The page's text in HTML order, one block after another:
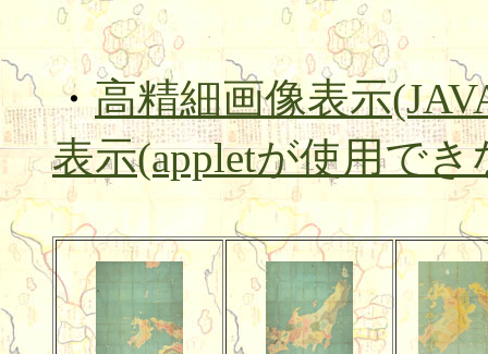
・高精細画像表示
表示(appletが使用で